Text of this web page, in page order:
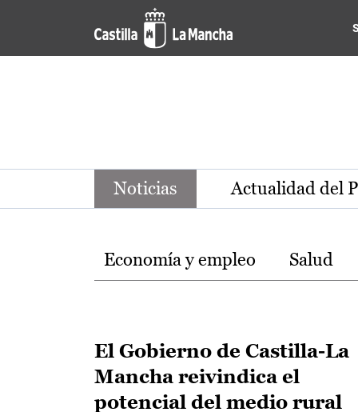
Pasar al contenido principal
Noticias de la región de
Noticias Actualidad del
Temas
Economía y empleo Salud
El Gobierno de Castilla-La
Mancha reivindica el
potencial del medio rural